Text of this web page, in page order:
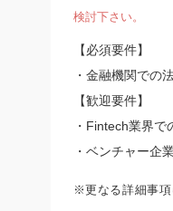
検討下さい。
【必須要件】
・金融機関での
【歓迎要件】
・Fintech業界
・ベンチャー企
※更なる詳細事項